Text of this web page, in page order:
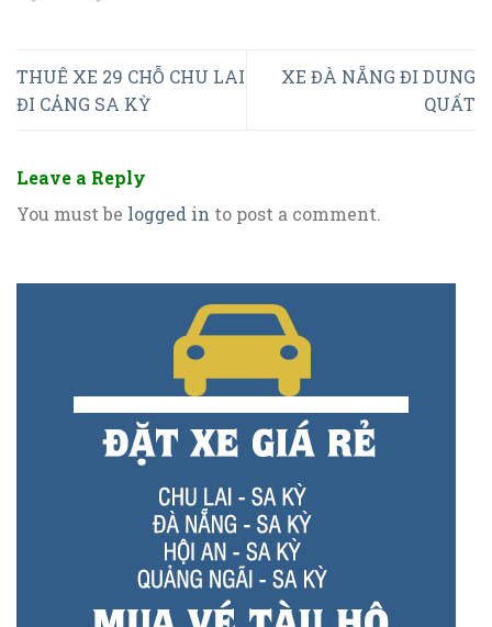
THUÊ XE 29 CHỖ CHU LAI
ĐI CẢNG SA KỲ
XE ĐÀ NẴNG ĐI DUNG
QUẤT
Leave a Reply
You must be logged in to post a comment.